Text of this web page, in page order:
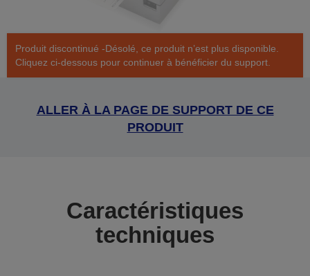
Produit discontinué -Désolé, ce produit n’est plus disponible.
Cliquez ci-dessous pour continuer à bénéficier du support.
ALLER À LA PAGE DE SUPPORT DE CE
PRODUIT
Caractéristiques
techniques